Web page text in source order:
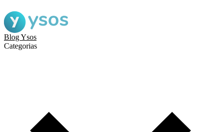
Blog Ysos
Categorias